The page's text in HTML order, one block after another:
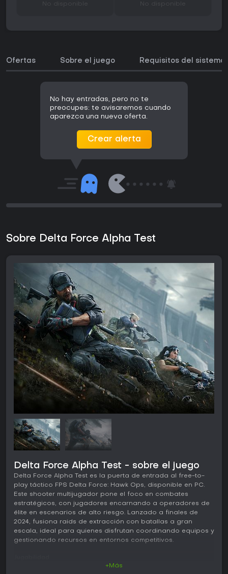
No disponible No disponible
Ofertas Sobre el juego Requisitos del sistema
No hay entradas, pero no te
preocupes: te avisaremos cuando
aparezca una nueva oferta.
Crear alerta
Sobre Delta Force Alpha Test
Delta Force Alpha Test - sobre el juego
Delta Force Alpha Test es la puerta de entrada al free-to-
play táctico FPS Delta Force: Hawk Ops, disponible en PC.
Este shooter multijugador pone el foco en combates
estratégicos, con jugadores encarnando a operadores de
élite en escenarios de alto riesgo. Lanzado a finales de
2024, fusiona raids de extracción con batallas a gran
escala, ideal para quienes disfrutan coordinando equipos y
gestionando recursos en entornos competitivos.
+Más